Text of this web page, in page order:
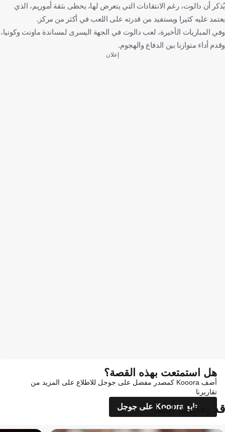
يُذكر أن دالوت، رغم الانتقادات التي يتعرض لها، يحظى بثقة أموريم، الذي
يعتمد عليه كثيرا ويستفيد من قدرته على اللعب في أكثر من مركز.
وفي المباريات الأخيرة، لعب دالوت في الجهة اليسرى لمساندة ماونت وكونيا،
وقدم أداء متوازنا بين الدفاع والهجوم.
إعلان
هل استمتعت بهذه القصة؟
أضف Kooora كمصدر مفضل على جوجل للاطلاع على المزيد من
تقاريرنا
تابع Kooora على جوجل
قد يعجبك أيضاً